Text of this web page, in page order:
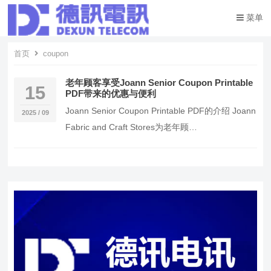
菜单
首页 coupon
15
2025 / 09
老年顾客享受Joann Senior Coupon Printable
PDF带来的优惠与便利
Joann Senior Coupon Printable PDF的介绍 Joann
Fabric and Craft Stores为老年顾…